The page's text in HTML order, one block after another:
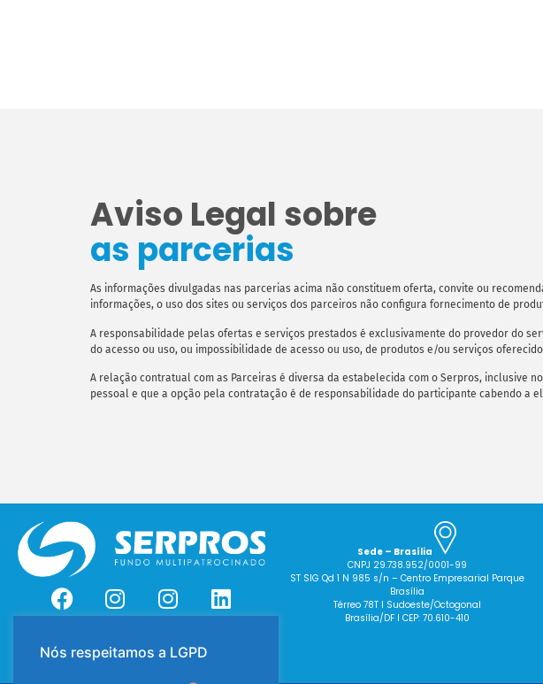
Aviso Legal sobre
as parcerias
As informações divulgadas nas parcerias acima não constituem oferta, convite ou
informações, o uso dos sites ou serviços dos parceiros não configura fornecimento de
A responsabilidade pelas ofertas e serviços prestados é exclusivamente do provedor do
do acesso ou uso, ou impossibilidade de acesso ou uso, de produtos e/ou serviços
A relação contratual com as Parceiras é diversa da estabelecida com o Serpros, inclusive
pessoal e que a opção pela contratação é de responsabilidade do participante cabendo a
Sede – Brasília
CNPJ 29.738.952/0001-99
ST SIG Qd 1 N 985 s/n – Centro Empresarial Parque
Brasília
Térreo 78T I Sudoeste/Octogonal
Brasília/DF I CEP: 70.610-410
Nós respeitamos a LGPD